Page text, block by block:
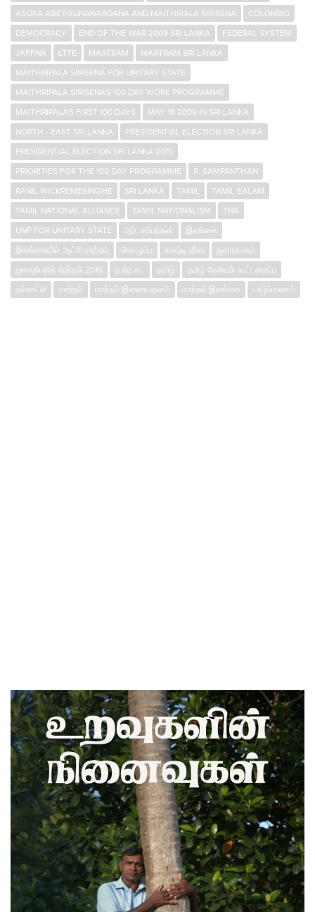
ASOKA ABEYGUNAWARDANA AND MAITHRIALA SIRISENA
COLOMBO
DEMOCRACY
END OF THE WAR 2009 SRI LANKA
FEDERAL SYSTEM
JAFFNA
LTTE MAATRAM
MAATRAM SRI LANKA
MAITHRIPALA SIRISENA FOR UNITARY STATE
MAITHRIPALA SIRISENA'S 100 DAY WORK PROGRAMME
MAITHRIPALA'S FIRST 100 DAYS
MAY 18 2009 IN SRI LANKA
NORTH - EAST SRI LANKA
PRESIDENTIAL ELECTION SRI LANKA
PRESIDENTIAL ELECTION SRI LANKA 2015
PRIORITIES FOR THE 100 DAY PROGRAMME
R. SAMPANTHAN
RANIL WICKREMESINGHE
SRI LANKA TAMIL
TAMIL EALAM
TAMIL NATIONAL ALLIANCE
TAMIL NATIONALISM
TNA
UNP FOR UNITARY STATE
ஆர். சம்பந்தன்
இலங்கை
இலங்கையில் ஆட்சி மாற்றம்
கொழும்பு சமஷ்டி தீர்வு
ஜனநாயகம்
ஜனாதிபதித் தேர்தல் 2015
த.தே.கூ. தமிழ்
தமிழ் தேசியக் கூட்டமைப்பு
நல்லாட்சி
மாற்றம் மாற்றம் இணையதளம் மாற்றம் இலங்கை யாழ்ப்பாணம்